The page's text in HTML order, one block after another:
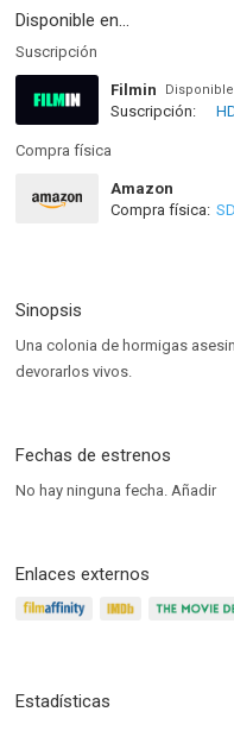
Disponible en...
Suscripción
Filmin
Suscripción:
Compra física
Amazon
Compra física: SD
Sinopsis
Una colonia de hormigas
devorarlos vivos.
Fechas de estrenos
No hay ninguna fecha. Añadir
Enlaces externos
Estadísticas